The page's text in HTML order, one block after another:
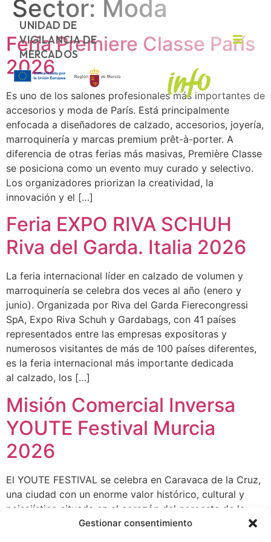
Gestionar consentimiento
UNIDAD DE
VIGILANCIA DE
MERCADOS
Sector: Moda
Feria Premiere Classe París
2026
Es uno de los salones profesionales más importantes de
accesorios y moda de París. Está principalmente
enfocada a diseñadores de calzado, accesorios, joyería,
marroquinería y marcas premium prêt-à-porter. A
diferencia de otras ferias más masivas, Première Classe
se posiciona como un evento muy curado y selectivo.
Los organizadores priorizan la creatividad, la
innovación y el […]
Feria EXPO RIVA SCHUH
Riva del Garda. Italia 2026
La feria internacional líder en calzado de volumen y
marroquinería se celebra dos veces al año (enero y
junio). Organizada por Riva del Garda Fierecongressi
SpA, Expo Riva Schuh y Gardabags, con 41 países
representados entre las empresas expositoras y
numerosos visitantes de más de 100 países diferentes,
es la feria internacional más importante dedicada
al calzado, los […]
Misión Comercial Inversa
YOUTE Festival Murcia
2026
El YOUTE FESTIVAL se celebra en Caravaca de la Cruz,
una ciudad con un enorme valor histórico, cultural y
paisajístico situada en el corazón del noroeste de la
Región de Murcia. Se trata de un evento calve de la